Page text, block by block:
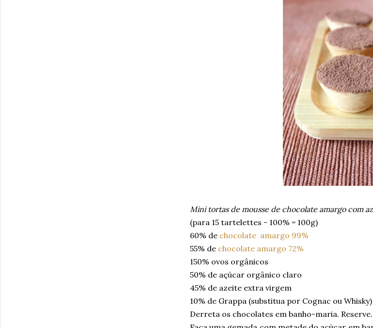
Mini tortas de mousse de chocolate amargo com
(para 15 tartelettes - 100% = 100g)
60% de chocolate amargo 99%
55% de chocolate amargo 72%
150% ovos orgânicos
50% de açúcar orgânico claro
45% de azeite extra virgem
10% de Grappa (substitua por Cognac ou Whisky)
Derreta os chocolates em banho-maria. Reserve.